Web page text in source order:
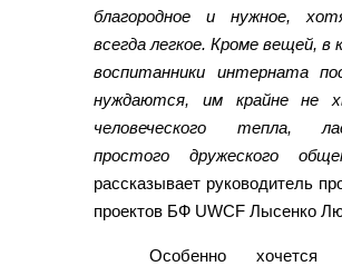
благородное и нужное,
всегда легкое. Кроме вещей, в
воспитанники интерната
нуждаются, им крайне не
человеческого тепла,
простого дружеского
рассказывает руководитель
проектов БФ UWCF Лысенко
Особенно хочется